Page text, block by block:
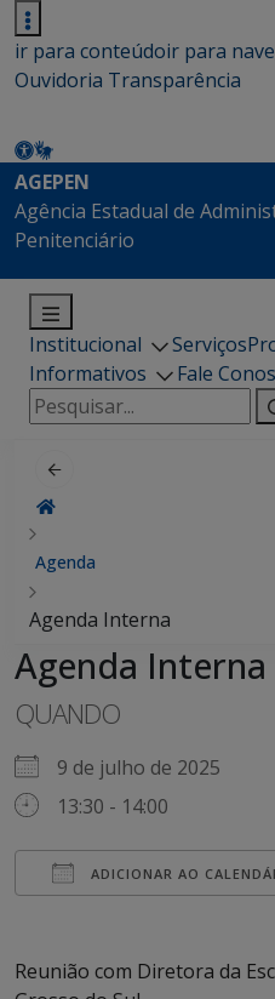
ir para conteúdoir para
Ouvidoria Transparência
AGEPEN
Agência Estadual de
Penitenciário
Institucional Serviços
Informativos
Fale
Pesquisar
por:
Agenda
Agenda Interna
Agenda Interna
QUANDO
9 de julho de 2025
13:30 - 14:00
ADICIONAR AO
Reunião com Diretora da